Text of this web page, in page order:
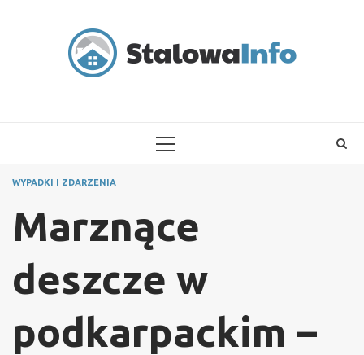
PRIMARY
WYPADKI I ZDARZENIA
Marznące
deszcze w
podkarpackim –